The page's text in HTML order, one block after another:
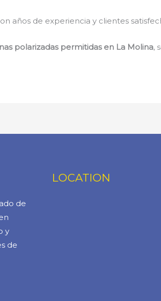
años de experiencia y clientes
polarizadas permitidas en La Molina,
de
y
de
LOCATION